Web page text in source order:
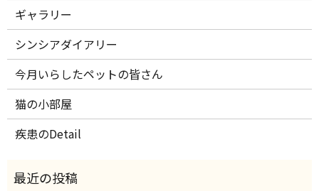
ギャラリー
シンシアダイアリー
今月いらしたペットの皆さん
猫の小部屋
疾患のDetail